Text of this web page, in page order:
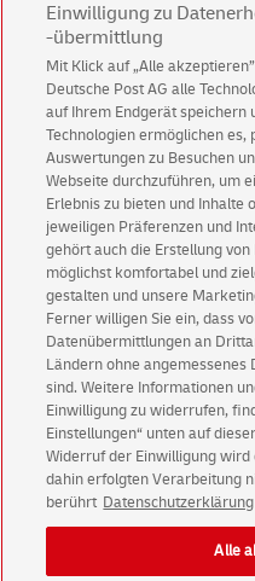
Abonnieren Sie
Immer informiert
Aktionen - jetzt mit
Privatkunden
für POSTSCAN!
Geschäftskunden
für Briefmarke
Zur
© Fri Aug 07 07:08:06
Impressum
Datenschutz
Einwilligungs-Einstellungen
Einwilligung zu
-übermittlung
Mit Klick auf „Alle
Deutsche Post AG alle
auf Ihrem Endgerät speichern
Technologien ermöglichen es,
Auswertungen zu Besuchen
Webseite durchzuführen, um
Erlebnis zu bieten und Inhalte
jeweiligen Präferenzen und
gehört auch die Erstellung
möglichst komfortabel und
gestalten und unsere
Ferner willigen Sie ein, dass
Datenübermittlungen an
Ländern ohne angemessenes
sind. Weitere Informationen
Einwilligung zu widerrufen,
Einstellungen“ unten auf
Widerruf der Einwilligung
dahin erfolgten Verarbeitung
berührt Datenschutzerklärung
Alle